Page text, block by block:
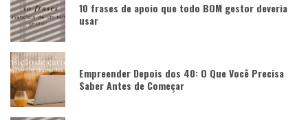
10 frases de apoio que todo BOM gestor deveria
usar
Empreender Depois dos 40: O Que Você Precisa
Saber Antes de Começar